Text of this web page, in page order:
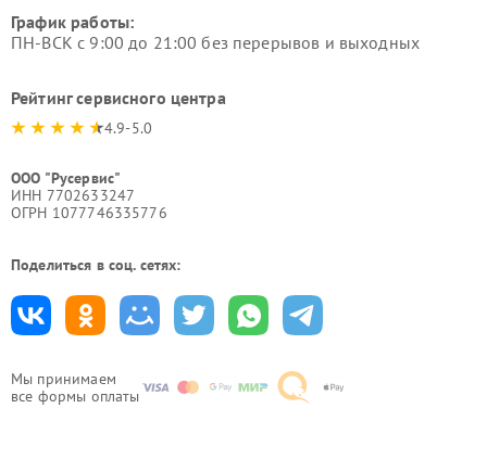
Мы принимаем
все формы оплаты
График работы:
ПН-ВСК с 9:00 до 21:00 без перерывов и выходных
Рейтинг сервисного центра
4.9-5.0
ООО "Русервис"
ИНН 7702633247
ОГРН 1077746335776
Поделиться в соц. сетях: